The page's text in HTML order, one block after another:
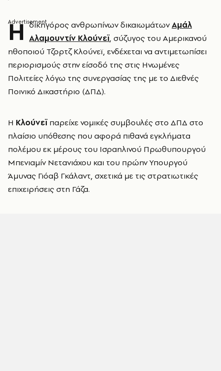
Η δικηγόρος ανθρωπίνων δικαιωμάτωνΑμάλ
Αλαμουντίν Κλούνεϊ, σύζυγος του Αμερικανού
ηθοποιού Τζορτζ Κλούνεϊ, ενδέχεται να αντιμετωπίσει
περιορισμούς στην είσοδό της στις Ηνωμένες
Πολιτείες λόγω της συνεργασίας της με το Διεθνές
Ποινικό Δικαστήριο (ΔΠΔ).
Η Κλούνεϊπαρείχε νομικές συμβουλές στο ΔΠΔ στο
πλαίσιο υπόθεσης που αφορά πιθανά εγκλήματα
πολέμου εκ μέρους του Ισραηλινού Πρωθυπουργού
Μπενιαμίν Νετανιάχου και του πρώην Υπουργού
Άμυνας Γιόαβ Γκάλαντ, σχετικά με τις στρατιωτικές
επιχειρήσεις στη Γάζα.